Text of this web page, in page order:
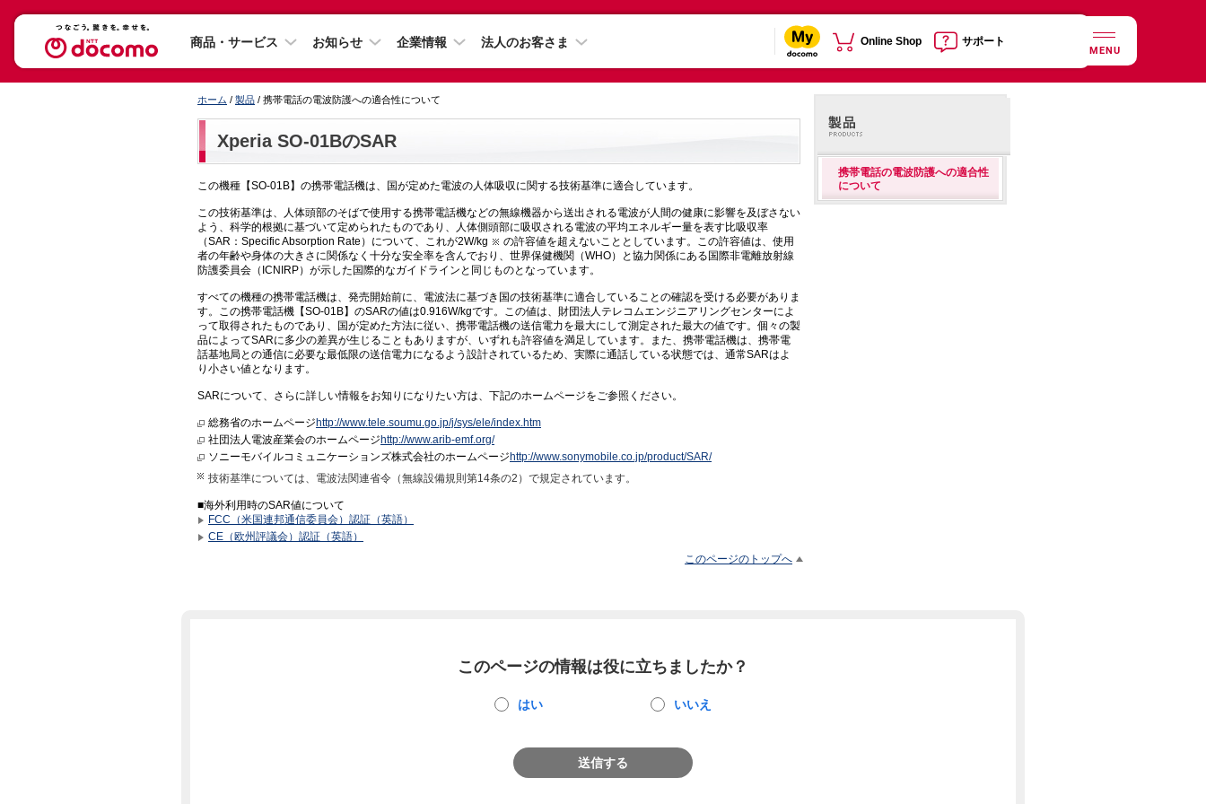
商品・サービス お知らせ 企業情報 法人のお客さま Online Shop サポート
MENU
ホーム / 製品 / 携帯電話の電波防護への適合性について
Xperia SO-01BのSAR
この機種【SO-01B】の携帯電話機は、国が定めた電波の人体吸収に関する技術基準に適合しています。
この技術基準は、人体頭部のそばで使用する携帯電話機などの無線機器から送出される電波が人間の健康に影響を及ぼさない
よう、科学的根拠に基づいて定められたものであり、人体側頭部に吸収される電波の平均エネルギー量を表す比吸収率
（SAR：Specific Absorption Rate）について、これが2W/kg
の許容値を超えないこととしています。この許容値は、使用
者の年齢や身体の大きさに関係なく十分な安全率を含んでおり、世界保健機関（WHO）と協力関係にある国際非電離放射線
防護委員会（ICNIRP）が示した国際的なガイドラインと同じものとなっています。
すべての機種の携帯電話機は、発売開始前に、電波法に基づき国の技術基準に適合していることの確認を受ける必要がありま
す。この携帯電話機【SO-01B】のSARの値は0.916W/kgです。この値は、財団法人テレコムエンジニアリングセンターによ
って取得されたものであり、国が定めた方法に従い、携帯電話機の送信電力を最大にして測定された最大の値です。個々の製
品によってSARに多少の差異が生じることもありますが、いずれも許容値を満足しています。また、携帯電話機は、携帯電
話基地局との通信に必要な最低限の送信電力になるよう設計されているため、実際に通話している状態では、通常SARはよ
り小さい値となります。
SARについて、さらに詳しい情報をお知りになりたい方は、下記のホームページをご参照ください。
総務省のホームページhttp://www.tele.soumu.go.jp/j/sys/ele/index.htm
社団法人電波産業会のホームページhttp://www.arib-emf.org/
ソニーモバイルコミュニケーションズ株式会社のホームページhttp://www.sonymobile.co.jp/product/SAR/
技術基準については、電波法関連省令（無線設備規則第14条の2）で規定されています。
■海外利用時のSAR値について
FCC（米国連邦通信委員会）認証（英語）
CE（欧州評議会）認証（英語）
携帯電話の電波防護への適合性
について
このページのトップへ
このページの情報は役に立ちましたか？
はい いいえ
送信する